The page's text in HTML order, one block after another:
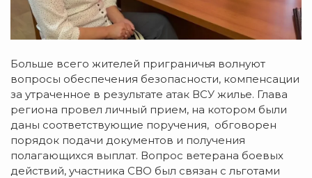
Больше всего жителей приграничья волнуют
вопросы обеспечения безопасности, компенсации
за утраченное в результате атак ВСУ жилье. Глава
региона провел личный прием, на котором были
даны соответствующие поручения, обговорен
порядок подачи документов и получения
полагающихся выплат. Вопрос ветерана боевых
действий, участника СВО был связан с льготами